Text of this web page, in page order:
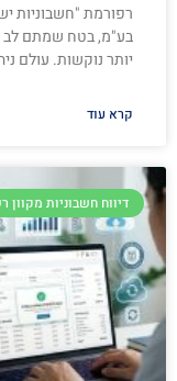
רפורמת "חשבוניות
בע"מ, בטח שמתם לב
יותר נוקשות. עולם
קרא עוד
דיווח חשבוניות